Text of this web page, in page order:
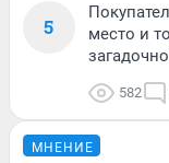
5
место и
582
МНЕНИЕ